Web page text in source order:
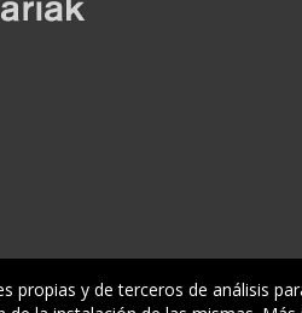
propias y de terceros de análisis